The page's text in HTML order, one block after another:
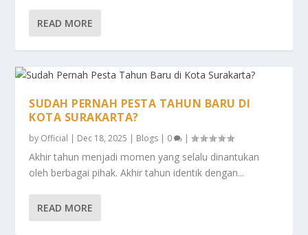
READ MORE
SUDAH PERNAH PESTA TAHUN BARU DI
KOTA SURAKARTA?
by Official | Dec 18, 2025 | Blogs | 0 |
Akhir tahun menjadi momen yang selalu dinantukan
oleh berbagai pihak. Akhir tahun identik dengan...
READ MORE